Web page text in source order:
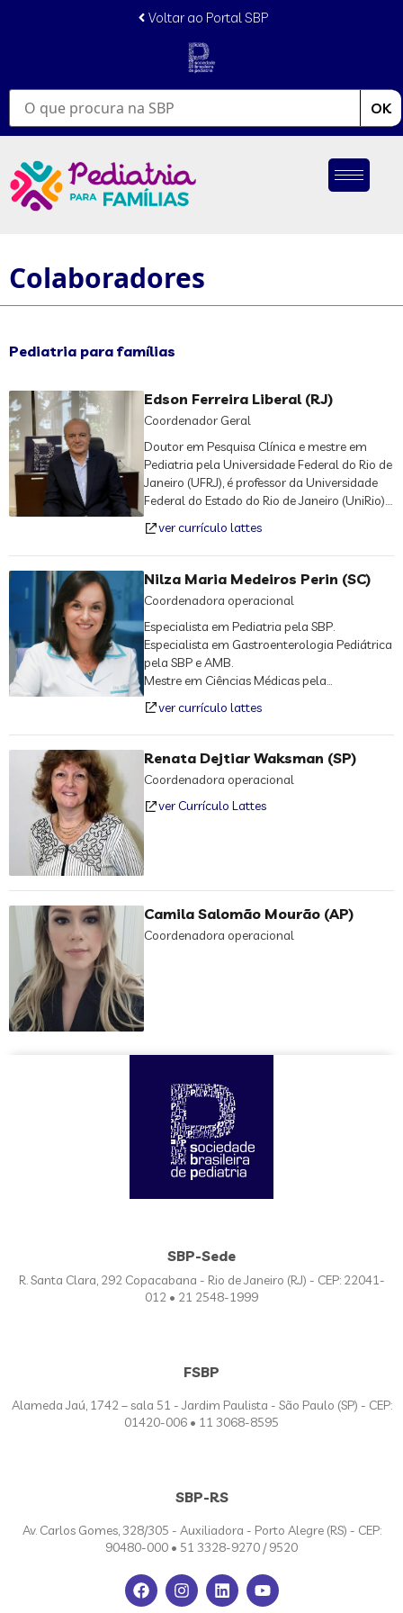
Voltar ao Portal SBP
OK
Colaboradores
Pediatria para famílias
Edson Ferreira Liberal (RJ)
Coordenador Geral
Doutor em Pesquisa Clínica e mestre em
Pediatria pela Universidade Federal do Rio de
Janeiro (UFRJ), é professor da Universidade
Federal do Estado do Rio de Janeiro (UniRio).
Na gestão 2022-2025, foi o 1º vice-presidente
da SBP. Nas gestões 2016-2019 e 2019-
2022, atuou como 2º vice-presidente da
entidade. Também já foi secretário-geral.
Presidiu a Sociedade de Pediatria do Rio de
Janeiro (Soperj) por dois mandatos.
ver currículo lattes
Nilza Maria Medeiros Perin (SC)
Coordenadora operacional
Especialista em Pediatria pela SBP.
Especialista em Gastroenterologia Pediátrica
pela SBP e AMB.
Mestre em Ciências Médicas pela
(UFSC).
Professora de Pediatria na Universidade do
Sul de Santa Catarina (UNISUL).
Preceptora de Pediatria do Hospital Infantil
Joana de Gusmão-Florianópolis-SC.
ver currículo lattes
Renata Dejtiar Waksman (SP)
Coordenadora operacional
ver Currículo Lattes
Camila Salomão Mourão (AP)
Coordenadora operacional
SBP-Sede
R. Santa Clara, 292 Copacabana - Rio de Janeiro (RJ) - CEP: 22041-
012 • 21 2548-1999
FSBP
Alameda Jaú, 1742 – sala 51 - Jardim Paulista - São Paulo (SP) - CEP:
01420-006 • 11 3068-8595
SBP-RS
Av. Carlos Gomes, 328/305 - Auxiliadora - Porto Alegre (RS) - CEP:
90480-000 • 51 3328-9270 / 9520